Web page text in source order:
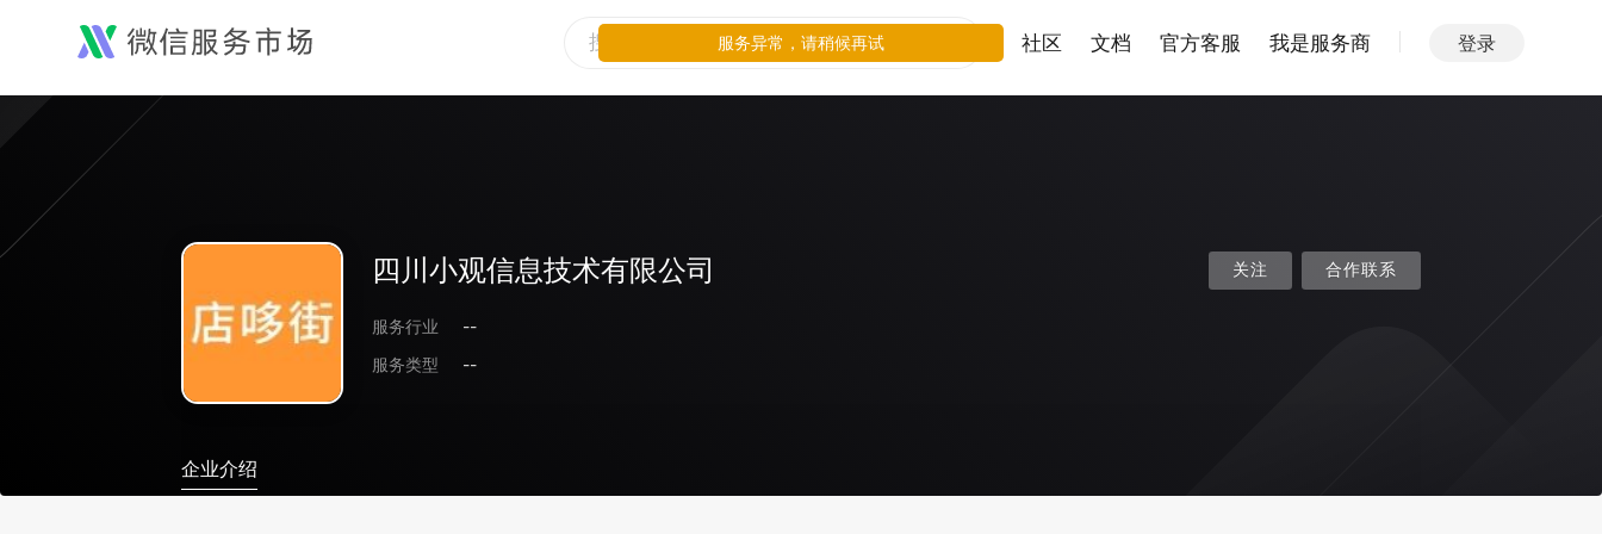
社区 文档 官方客服 我是服务商 登录
四川小观信息技术有限公司
服务行业
--
服务类型
--
关注 合作联系
企业介绍
服务异常，请稍候再试